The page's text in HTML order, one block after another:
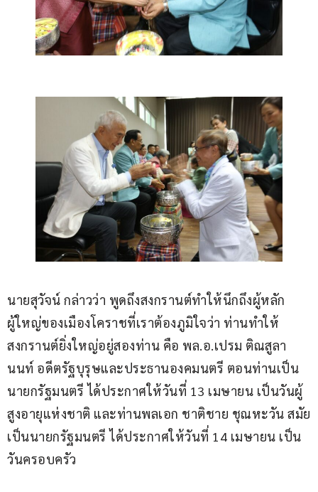
นายสุวัจน์ กล่าวว่า พูดถึงสงกรานต์ทำให้นึกถึงผู้หลัก
ผู้ใหญ่ของเมืองโคราชที่เราต้องภูมิใจว่า ท่านทำให้
สงกรานต์ยิ่งใหญ่อยู่สองท่าน คือ พล.อ.เปรม ติณสูลา
นนท์ อดีตรัฐบุรุษและประธานองคมนตรี ตอนท่านเป็น
นายกรัฐมนตรี ได้ประกาศให้วันที่ 13 เมษายน เป็นวันผู้
สูงอายุแห่งชาติ และท่านพลเอก ชาติชาย ชุณหะวัน สมัย
เป็นนายกรัฐมนตรี ได้ประกาศให้วันที่ 14 เมษายน เป็น
วันครอบครัว